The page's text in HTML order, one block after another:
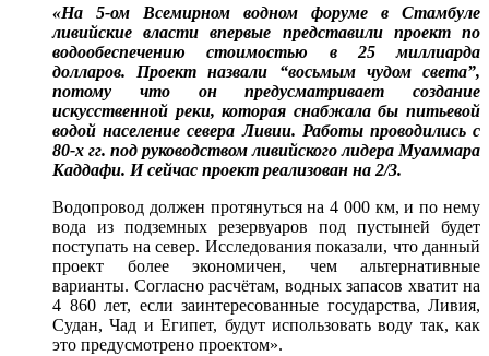
«На 5-ом Всемирном водном форуме в Стамбуле
ливийские власти впервые представили проект по
водообеспечению стоимостью в 25 миллиарда
долларов. Проект назвали “восьмым чудом света”,
потому что он предусматривает создание
искусственной реки, которая снабжала бы питьевой
водой население севера Ливии. Работы проводились с
80-х гг. под руководством ливийского лидера Муаммара
Каддафи. И сейчас проект реализован на 2/3.
Водопровод должен протянуться на 4 000 км, и по нему
вода из подземных резервуаров под пустыней будет
поступать на север. Исследования показали, что данный
проект более экономичен, чем альтернативные
варианты. Согласно расчётам, водных запасов хватит на
4 860 лет, если заинтересованные государства, Ливия,
Судан, Чад и Египет, будут использовать воду так, как
это предусмотрено проектом».